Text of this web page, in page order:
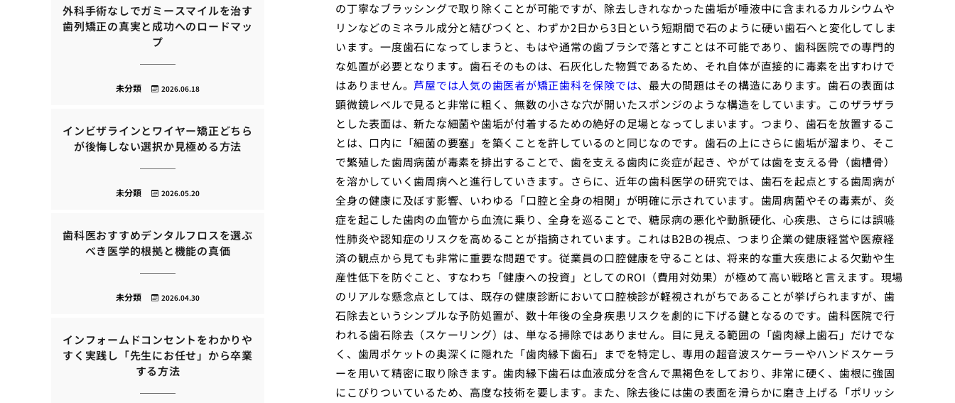
の丁寧なブラッシングで取り除くことが可能ですが、除去しきれなかった歯垢が唾液中に含まれるカルシウムや
リンなどのミネラル成分と結びつくと、わずか2日から3日という短期間で石のように硬い歯石へと変化してしま
います。一度歯石になってしまうと、もはや通常の歯ブラシで落とすことは不可能であり、歯科医院での専門的
な処置が必要となります。歯石そのものは、石灰化した物質であるため、それ自体が直接的に毒素を出すわけで
はありません。 芦屋では人気の歯医者が矯正歯科を保険では、最大の問題はその構造にあります。歯石の表面は
顕微鏡レベルで見ると非常に粗く、無数の小さな穴が開いたスポンジのような構造をしています。このザラザラ
とした表面は、新たな細菌や歯垢が付着するための絶好の足場となってしまいます。つまり、歯石を放置するこ
とは、口内に「細菌の要塞」を築くことを許しているのと同じなのです。歯石の上にさらに歯垢が溜まり、そこ
で繁殖した歯周病菌が毒素を排出することで、歯を支える歯肉に炎症が起き、やがては歯を支える骨（歯槽骨）
を溶かしていく歯周病へと進行していきます。さらに、近年の歯科医学の研究では、歯石を起点とする歯周病が
全身の健康に及ぼす影響、いわゆる「口腔と全身の相関」が明確に示されています。歯周病菌やその毒素が、炎
症を起こした歯肉の血管から血流に乗り、全身を巡ることで、糖尿病の悪化や動脈硬化、心疾患、さらには誤嚥
性肺炎や認知症のリスクを高めることが指摘されています。これはB2Bの視点、つまり企業の健康経営や医療経
済の観点から見ても非常に重要な問題です。従業員の口腔健康を守ることは、将来的な重大疾患による欠勤や生
産性低下を防ぐこと、すなわち「健康への投資」としてのROI（費用対効果）が極めて高い戦略と言えます。現場
のリアルな懸念点としては、既存の健康診断において口腔検診が軽視されがちであることが挙げられますが、歯
石除去というシンプルな予防処置が、数十年後の全身疾患リスクを劇的に下げる鍵となるのです。歯科医院で行
われる歯石除去（スケーリング）は、単なる掃除ではありません。目に見える範囲の「歯肉縁上歯石」だけでな
く、歯周ポケットの奥深くに隠れた「歯肉縁下歯石」までを特定し、専用の超音波スケーラーやハンドスケーラ
ーを用いて精密に取り除きます。歯肉縁下歯石は血液成分を含んで黒褐色をしており、非常に硬く、歯根に強固
にこびりついているため、高度な技術を要します。また、除去後には歯の表面を滑らかに磨き上げる「ポリッシ
外科手術なしでガミースマイルを治す
歯列矯正の真実と成功へのロードマッ
プ
2026.06.18
未分類
インビザラインとワイヤー矯正どちら
が後悔しない選択か見極める方法
2026.05.20
未分類
歯科医おすすめデンタルフロスを選ぶ
べき医学的根拠と機能の真価
2026.04.30
未分類
インフォームドコンセントをわかりや
すく実践し「先生にお任せ」から卒業
する方法